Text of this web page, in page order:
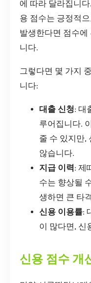
에 따라 달라집니
용 점수는 긍정적
발생한다면 점수에
니다.
그렇다면 몇 가지
니다:
대출 신청: 대
루어집니다.
줄 수 있지만,
않습니다.
지급 이력: 제
수는 향상될
생하면 큰 타
신용 이용률:
이 많다면, 신
신용 점수 개